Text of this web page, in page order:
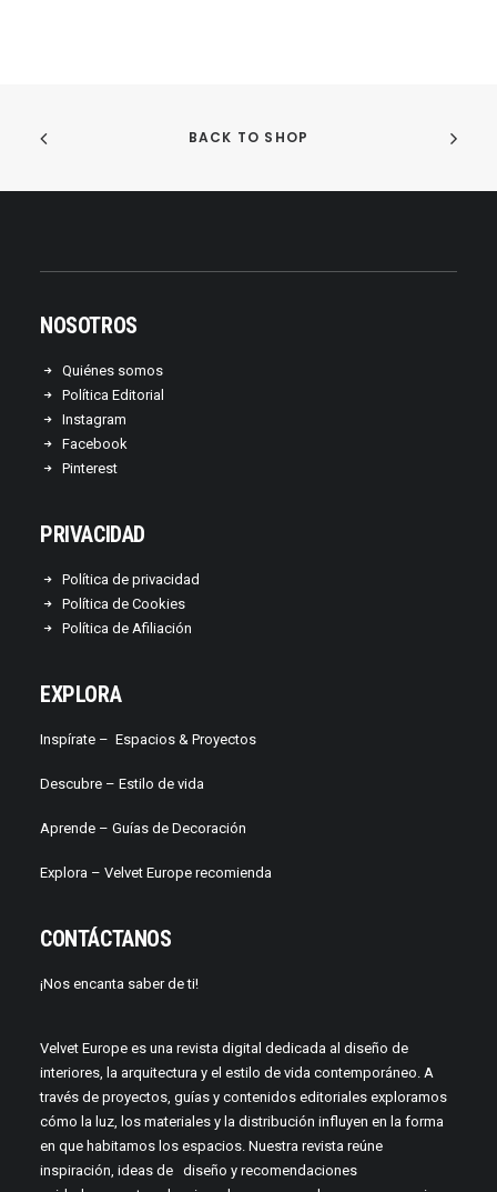
BACK TO SHOP
NOSOTROS
Quiénes somos
Política Editorial
Instagram
Facebook
Pinterest
PRIVACIDAD
Política de privacidad
Política de Cookies
Política de Afiliación
EXPLORA
Inspírate – Espacios & Proyectos
Descubre – Estilo de vida
Aprende – Guías de Decoración
Explora – Velvet Europe recomienda
CONTÁCTANOS
¡Nos encanta saber de ti!
Velvet Europe es una revista digital dedicada al diseño de
interiores, la arquitectura y el estilo de vida contemporáneo. A
través de proyectos, guías y contenidos editoriales exploramos
cómo la luz, los materiales y la distribución influyen en la forma
en que habitamos los espacios. Nuestra revista reúne
inspiración, ideas de diseño y recomendaciones